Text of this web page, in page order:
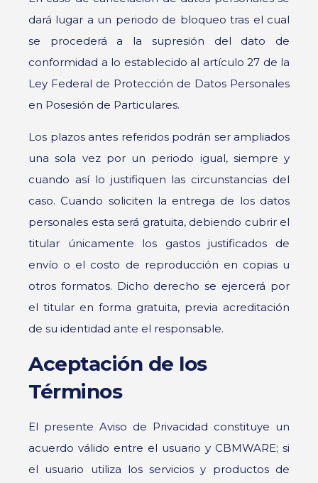
dará lugar a un periodo de bloqueo tras el cual
se procederá a la supresión del dato de
conformidad a lo establecido al artículo 27 de la
Ley Federal de Protección de Datos Personales
en Posesión de Particulares.
Los plazos antes referidos podrán ser ampliados
una sola vez por un periodo igual, siempre y
cuando así lo justifiquen las circunstancias del
caso. Cuando soliciten la entrega de los datos
personales esta será gratuita, debiendo cubrir el
titular únicamente los gastos justificados de
envío o el costo de reproducción en copias u
otros formatos. Dicho derecho se ejercerá por
el titular en forma gratuita, previa acreditación
de su identidad ante el responsable.
Aceptación de los
Términos
El presente Aviso de Privacidad constituye un
acuerdo válido entre el usuario y CBMWARE; si
el usuario utiliza los servicios y productos de